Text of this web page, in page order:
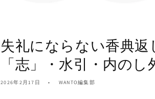
失礼にならない香典返
「志」・水引・内のし
2026年2月17日 WANTO編集部